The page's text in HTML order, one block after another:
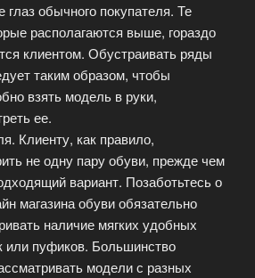
глаз обычного покупателя. Те
располагаются выше, гораздо
клиентом. Обустраивать ряды
таким образом, чтобы
взять модель в руки,
ее.
Клиенту, как правило,
не одну пару обуви, прежде чем
вариант. Позаботьтесь о
магазина обуви обязательно
наличие мягких удобных
или пуфиков. Большинство
модели с разных